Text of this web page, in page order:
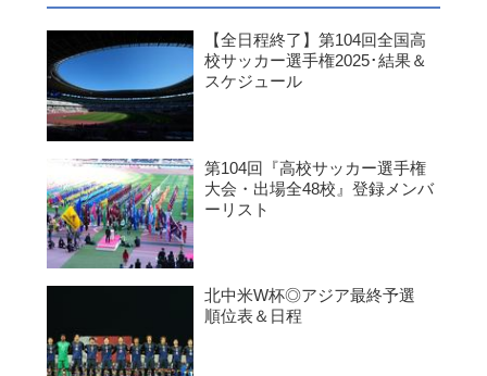
【全日程終了】第104回全国高
校サッカー選手権2025･結果＆
スケジュール
第104回『高校サッカー選手権
大会・出場全48校』登録メンバ
ーリスト
北中米W杯◎アジア最終予選
順位表＆日程